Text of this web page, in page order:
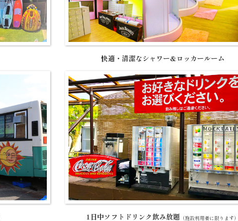
快適・清潔なシャワー&ロッカールーム
1日中ソフトドリンク飲み放題 （施設利用者に限ります